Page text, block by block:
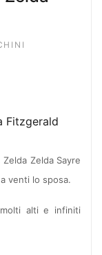
Zelda Sayre
venti lo sposa.
alti e infiniti